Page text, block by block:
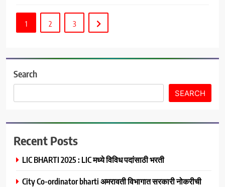
1 2 3
Search
SEARCH
Recent Posts
LIC BHARTI 2025 : LIC मध्ये विविध पदांसाठी भरती
City Co-ordinator bharti अमरावती विभागात सरकारी नोकरीची